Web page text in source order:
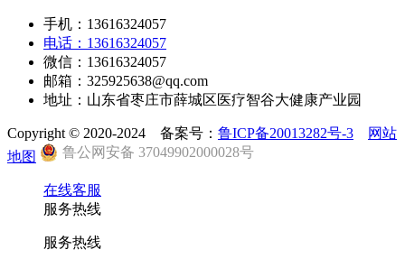
手机：13616324057
电话：13616324057
微信：13616324057
邮箱：325925638@qq.com
地址：山东省枣庄市薛城区医疗智谷大健康产业园
Copyright © 2020-2024 备案号： 鲁ICP备20013282号-3
网站
地图
鲁公网安备 37049902000028号
在线客服
服务热线
服务热线